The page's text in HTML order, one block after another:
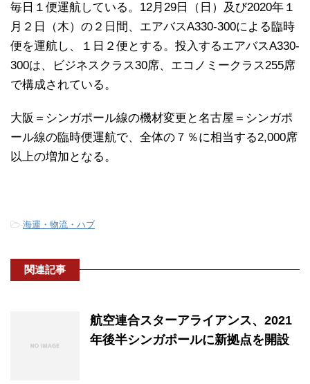
毎日１便運航している。12月29日（日）及び2020年１
月２日（木）の２日間、エアバスA330-300による臨時
便を運航し、１日２便とする。投入するエアバスA330-
300は、ビジネスクラス30席、エコノミークラス255席
で構成されている。
大阪＝シンガポール線の機材変更と名古屋＝シンガポ
ール線の臨時便運航で、全体の７％に相当する2,000席
以上の増加となる。
-海運・物流・ハブ
関連記事
航空連合スターアライアンス、2021
年後半シンガポールに新拠点を開設